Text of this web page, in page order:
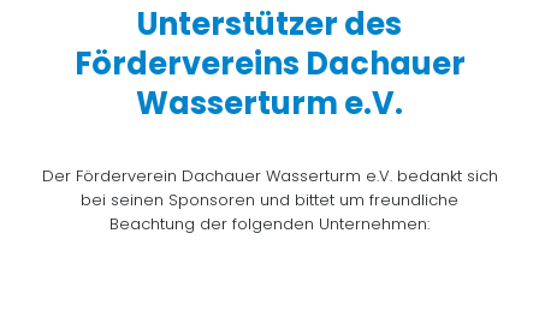
Unterstützer des
Fördervereins Dachauer
Wasserturm e.V.
Der Förderverein Dachauer Wasserturm e.V. bedankt sich
bei seinen Sponsoren und bittet um freundliche
Beachtung der folgenden Unternehmen: